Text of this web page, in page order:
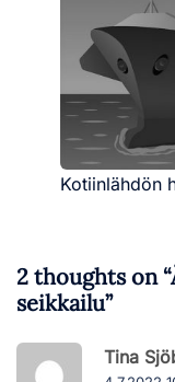
Kotiinlähdön
2 thoughts on “
seikkailu”
Tina